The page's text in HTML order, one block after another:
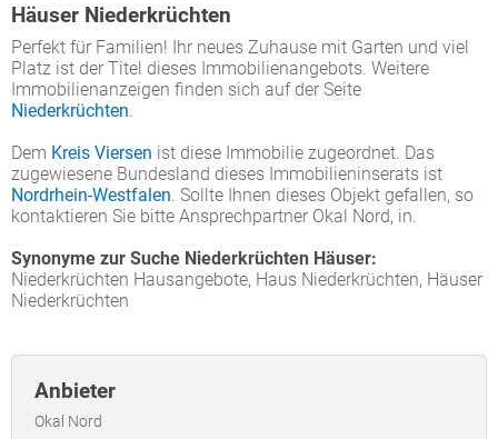
Häuser Niederkrüchten
Perfekt für Familien! Ihr neues Zuhause mit Garten und viel
Platz ist der Titel dieses Immobilienangebots. Weitere
Immobilienanzeigen finden sich auf der Seite
Niederkrüchten
Dem Kreis Viersen ist diese Immobilie zugeordnet. Das
zugewiesene Bundesland dieses Immobilieninserats ist
Nordrhein-Westfalen . Sollte Ihnen dieses Objekt gefallen, so
kontaktieren Sie bitte Ansprechpartner Okal Nord, in.
Synonyme zur Suche Niederkrüchten Häuser:
Niederkrüchten Hausangebote, Haus Niederkrüchten, Häuser
Niederkrüchten
Anbieter
Okal Nord